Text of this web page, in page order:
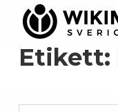
Etikett: